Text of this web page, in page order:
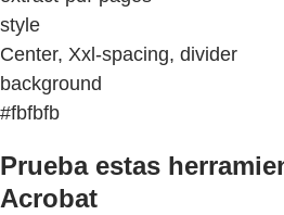
style
Center, Xxl-spacing, divider
background
#fbfbfb
Prueba estas
Acrobat